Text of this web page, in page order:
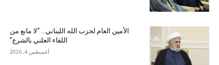
الأمين العام لحزب الله اللبناني… “لا مانع من
اللقاء العلني بالشرع”
أغسطس 4, 2026